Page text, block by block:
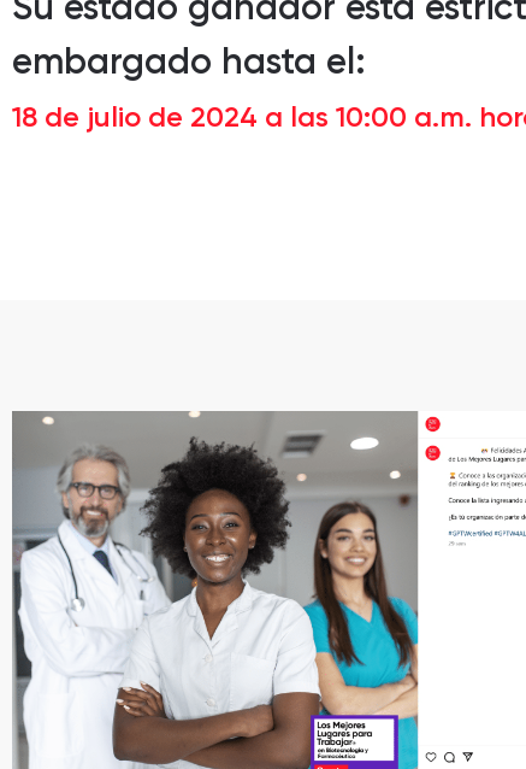
embargado hasta el:
18 de julio de 2024 a las 10:00 a.m.